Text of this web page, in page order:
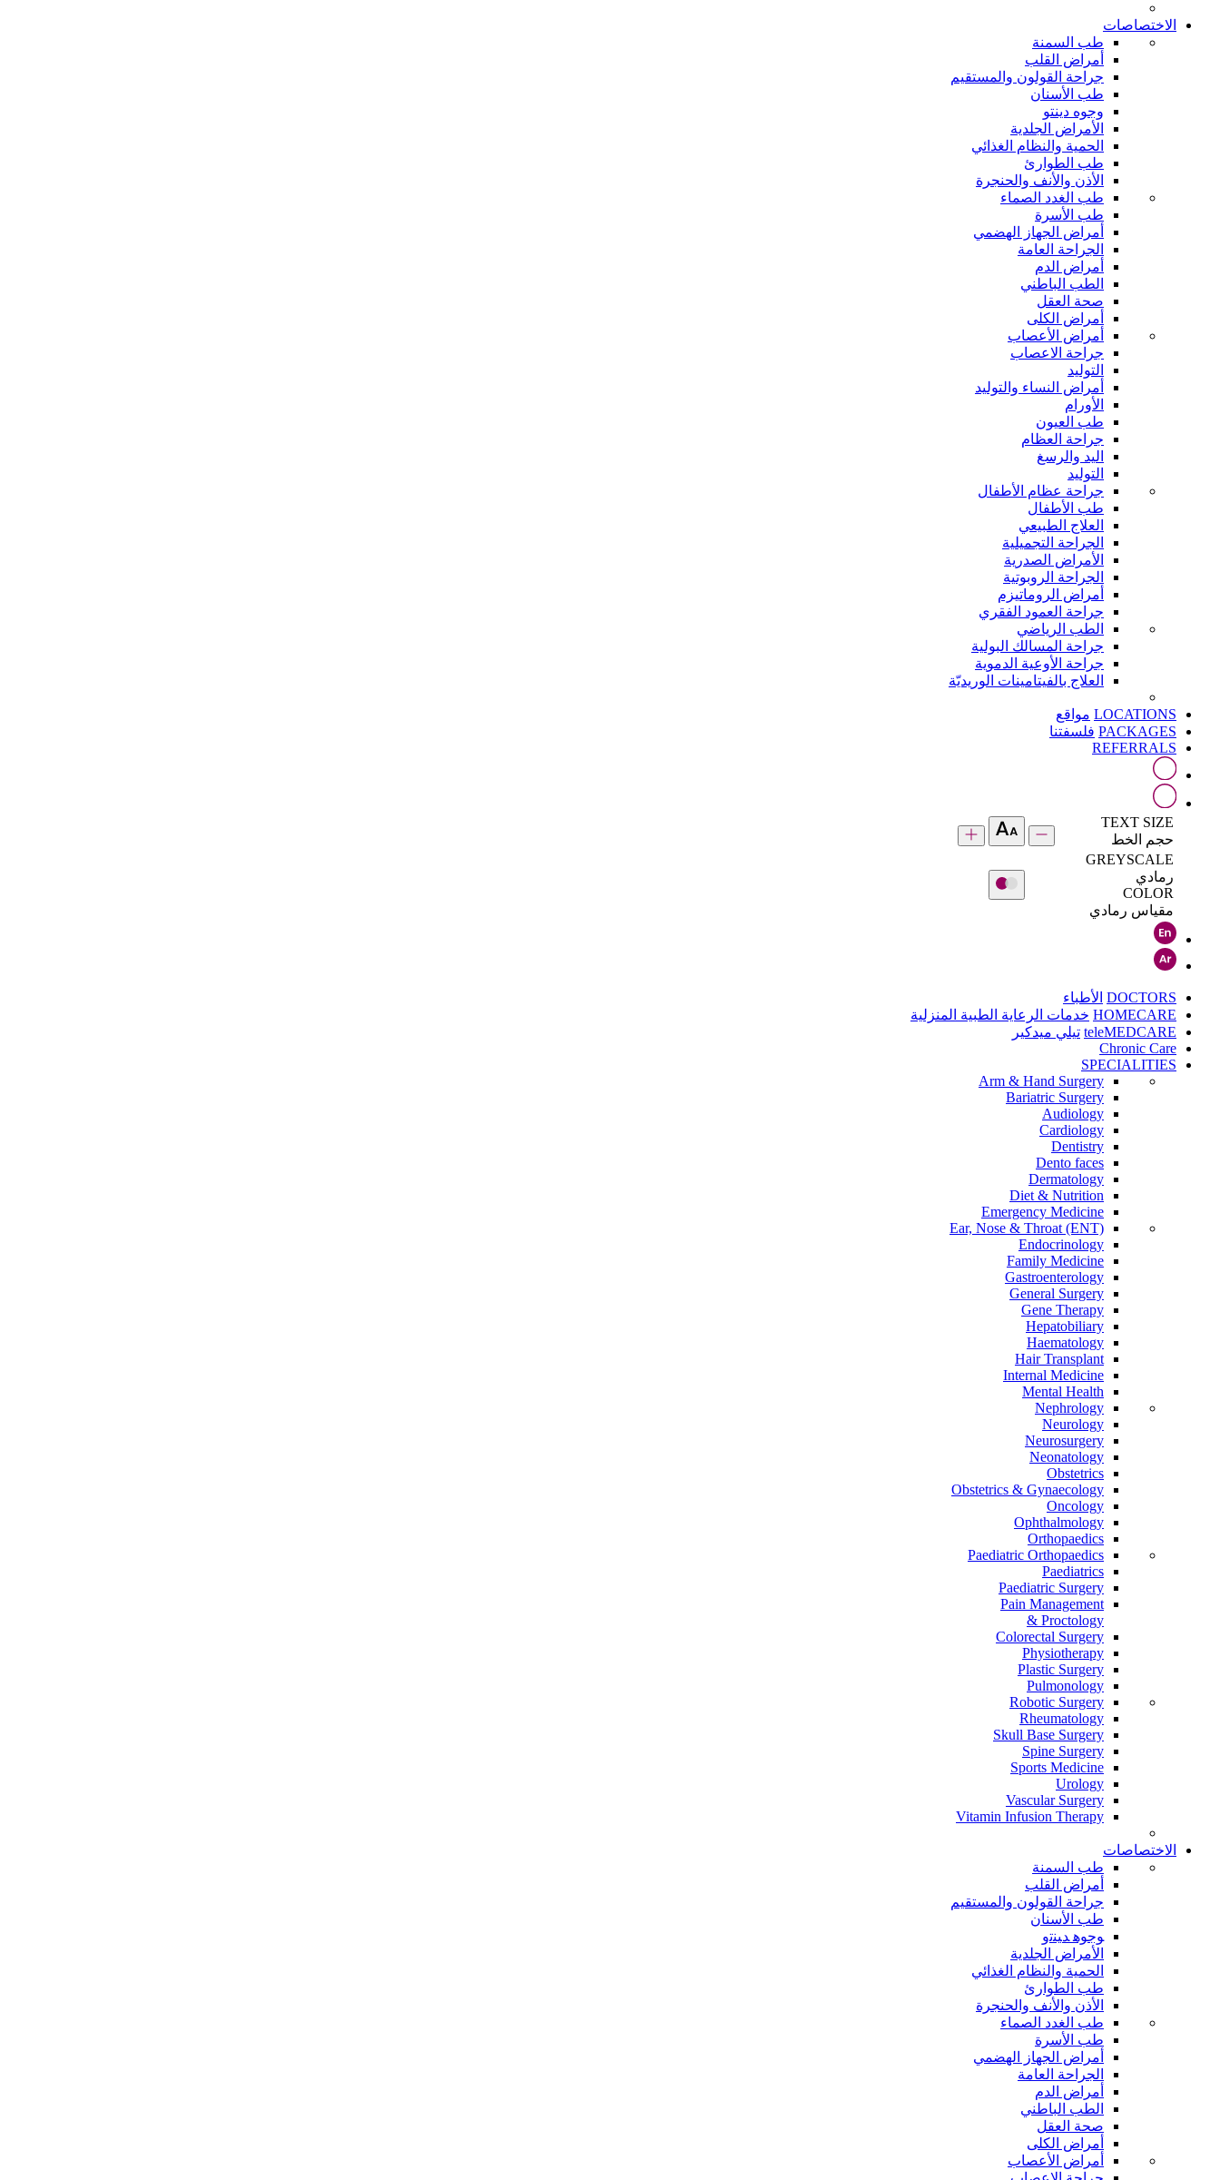
الاختصاصات
طب السمنة
أمراض القلب
جراحة القولون والمستقيم
طب الأسنان
وجوه دينتو
الأمراض الجلدية
الحمية والنظام الغذائي
طب الطوارئ
الأذن والأنف والحنجرة
طب الغدد الصماء
طب الأسرة
أمراض الجهاز الهضمي
الجراحة العامة
أمراض الدم
الطب الباطني
صحة العقل
أمراض الكلى
أمراض الأعصاب
جراحة الاعصاب
التوليد
أمراض النساء والتوليد
الأورام
طب العيون
جراحة العظام
اليد والرسغ
التوليد
جراحة عظام الأطفال
طب الأطفال
العلاج الطبيعي
الجراحة التجميلية
الأمراض الصدرية
الجراحة الروبوتية
أمراض الروماتيزم
جراحة العمود الفقري
الطب الرياضي
جراحة المسالك البولية
جراحة الأوعية الدموية
العلاج بالفيتامينات الوريديّة
LOCATIONS مواقع
PACKAGES فلسفتنا
REFERRALS
TEXT SIZE
حجم الخط
GREYSCALE
رمادي
COLOR
مقياس رمادي
DOCTORS الأطباء
HOMECARE خدمات الرعاية الطبية المنزلية
teleMEDCARE تيلي ميدكير
Chronic Care
SPECIALITIES
Arm & Hand Surgery
Bariatric Surgery
Audiology
Cardiology
Dentistry
Dento faces
Dermatology
Diet & Nutrition
Emergency Medicine
Ear, Nose & Throat (ENT)
Endocrinology
Family Medicine
Gastroenterology
General Surgery
Gene Therapy
Hepatobiliary
Haematology
Hair Transplant
Internal Medicine
Mental Health
Nephrology
Neurology
Neurosurgery
Neonatology
Obstetrics
Obstetrics & Gynaecology
Oncology
Ophthalmology
Orthopaedics
Paediatric Orthopaedics
Paediatrics
Paediatric Surgery
Pain Management
Proctology &
Colorectal Surgery
Physiotherapy
Plastic Surgery
Pulmonology
Robotic Surgery
Rheumatology
Skull Base Surgery
Spine Surgery
Sports Medicine
Urology
Vascular Surgery
Vitamin Infusion Therapy
الاختصاصات
طب السمنة
أمراض القلب
جراحة القولون والمستقيم
طب الأسنان
ﻮﺟﻮﻫ ﺪﻴﻨﺗﻭ
الأمراض الجلدية
الحمية والنظام الغذائي
طب الطوارئ
الأذن والأنف والحنجرة
طب الغدد الصماء
طب الأسرة
أمراض الجهاز الهضمي
الجراحة العامة
أمراض الدم
الطب الباطني
صحة العقل
أمراض الكلى
أمراض الأعصاب